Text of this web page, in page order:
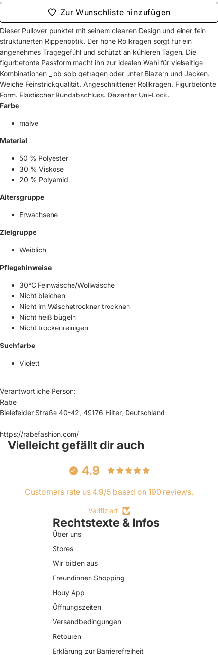
Zur Wunschliste hinzufügen
Dieser Pullover punktet mit seinem cleanen Design und einer fein
strukturierten Rippenoptik. Der hohe Rollkragen sorgt für ein
angenehmes Tragegefühl und schützt an kühleren Tagen. Die
figurbetonte Passform macht ihn zur idealen Wahl für vielseitige
Kombinationen _ ob solo getragen oder unter Blazern und Jacken.
Weiche Feinstrickqualität. Angeschnittener Rollkragen. Figurbetonte
Form. Elastischer Bundabschluss. Dezenter Uni-Look.
Farbe
malve
Material
50 % Polyester
30 % Viskose
20 % Polyamid
Altersgruppe
Erwachsene
Zielgruppe
Weiblich
Pflegehinweise
30°C Feinwäsche/Wollwäsche
Nicht bleichen
Nicht im Wäschetrockner trocknen
Nicht heiß bügeln
Nicht trockenreinigen
Suchfarbe
Violett
Verantwortliche Person:
Rabe
Bielefelder Straße 40-42, 49176 Hilter, Deutschland
https://rabefashion.com/
Vielleicht gefällt dir auch
4.9
Customers rate us 4.9/5 based on 190 reviews.
Verifiziert
Rechtstexte & Infos
Über uns
Stores
Wir bilden aus
Freundinnen Shopping
Houy App
Öffnungszeiten
Versandbedingungen
Retouren
Erklärung zur Barrierefreiheit